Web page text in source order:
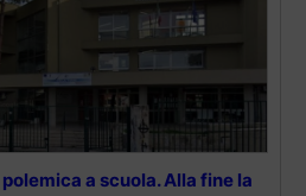
a scuola. Alla fine la